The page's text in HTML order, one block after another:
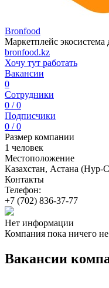
Bronfood
Маркетплейс экосистема
bronfood.kz
Хочу тут работать
Вакансии
0
Сотрудники
0 / 0
Подписчики
0 / 0
Размер компании
1 человек
Местоположение
Казахстан, Астана (Нур-
Контакты
Телефон:
+7 (702) 836-37-77
Нет информации
Компания пока ничего не
Вакансии